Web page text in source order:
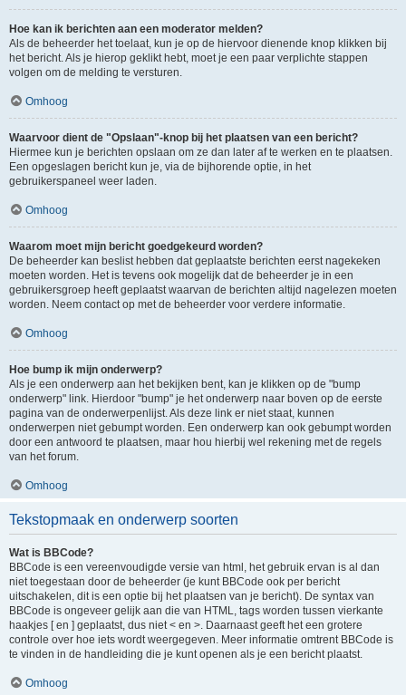
Hoe kan ik berichten aan een moderator melden?
Als de beheerder het toelaat, kun je op de hiervoor dienende knop klikken bij
het bericht. Als je hierop geklikt hebt, moet je een paar verplichte stappen
volgen om de melding te versturen.
Omhoog
Waarvoor dient de "Opslaan"-knop bij het plaatsen van een bericht?
Hiermee kun je berichten opslaan om ze dan later af te werken en te plaatsen.
Een opgeslagen bericht kun je, via de bijhorende optie, in het
gebruikerspaneel weer laden.
Omhoog
Waarom moet mijn bericht goedgekeurd worden?
De beheerder kan beslist hebben dat geplaatste berichten eerst nagekeken
moeten worden. Het is tevens ook mogelijk dat de beheerder je in een
gebruikersgroep heeft geplaatst waarvan de berichten altijd nagelezen moeten
worden. Neem contact op met de beheerder voor verdere informatie.
Omhoog
Hoe bump ik mijn onderwerp?
Als je een onderwerp aan het bekijken bent, kan je klikken op de "bump
onderwerp" link. Hierdoor "bump" je het onderwerp naar boven op de eerste
pagina van de onderwerpenlijst. Als deze link er niet staat, kunnen
onderwerpen niet gebumpt worden. Een onderwerp kan ook gebumpt worden
door een antwoord te plaatsen, maar hou hierbij wel rekening met de regels
van het forum.
Omhoog
Tekstopmaak en onderwerp soorten
Wat is BBCode?
BBCode is een vereenvoudigde versie van html, het gebruik ervan is al dan
niet toegestaan door de beheerder (je kunt BBCode ook per bericht
uitschakelen, dit is een optie bij het plaatsen van je bericht). De syntax van
BBCode is ongeveer gelijk aan die van HTML, tags worden tussen vierkante
haakjes [ en ] geplaatst, dus niet < en >. Daarnaast geeft het een grotere
controle over hoe iets wordt weergegeven. Meer informatie omtrent BBCode is
te vinden in de handleiding die je kunt openen als je een bericht plaatst.
Omhoog